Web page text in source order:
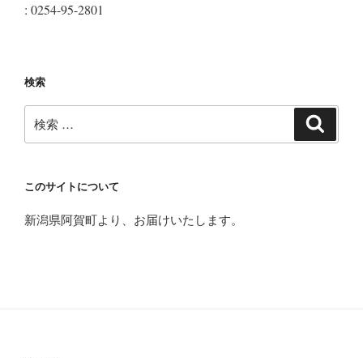
: 0254-95-2801
検索
索:
このサイトについて
新潟県阿賀町より、お届けいたします。